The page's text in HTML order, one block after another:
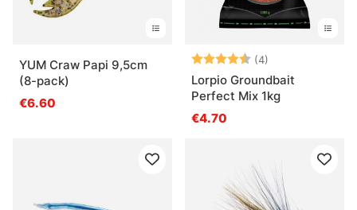
YUM Craw Papi 9,5cm
(8-pack)
€6.60
Note: (4)
Lorpio Groundbait
Perfect Mix 1kg
€4.70